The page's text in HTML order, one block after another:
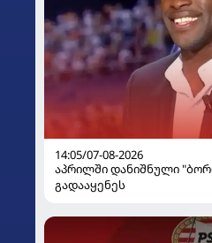
14:05/07-08-2026
აპრილში დანიშნული
გადააყენეს